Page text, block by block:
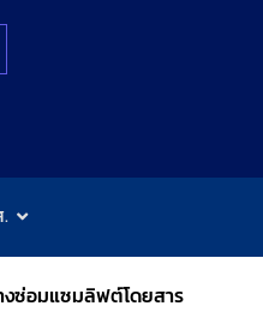
งซ่อมแซมลิฟต์โดยสาร